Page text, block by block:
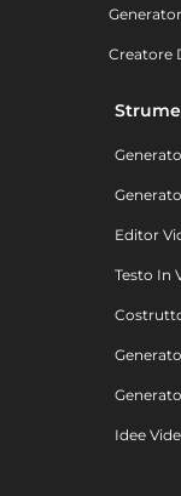
Creatore
Editor
Testo In
Idee